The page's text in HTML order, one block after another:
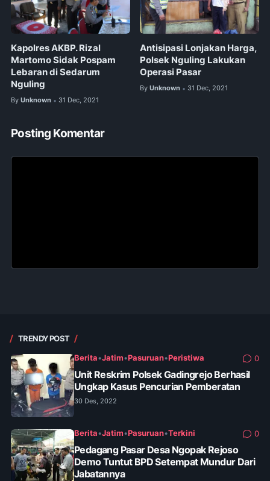
Kapolres AKBP. Rizal
Martomo Sidak Pospam
Lebaran di Sedarum
Nguling
By Unknown • 31 Dec, 2021
Antisipasi Lonjakan Harga,
Polsek Nguling Lakukan
Operasi Pasar
By Unknown • 31 Dec, 2021
Posting Komentar
TRENDY POST
Berita•Jatim•Pasuruan•Peristiwa 0
Unit Reskrim Polsek Gadingrejo Berhasil
Ungkap Kasus Pencurian Pemberatan
30 Des, 2022
Berita•Jatim•Pasuruan•Terkini 0
Pedagang Pasar Desa Ngopak Rejoso
Demo Tuntut BPD Setempat Mundur Dari
Jabatannya